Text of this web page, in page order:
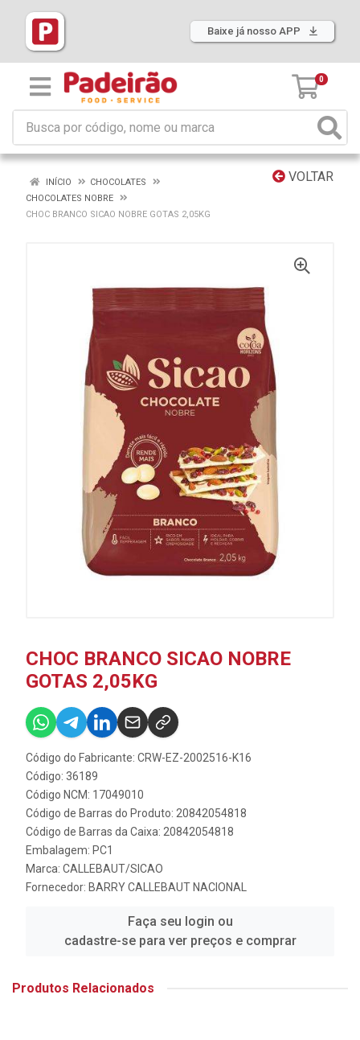
Baixe já nosso APP
0
VOLTAR
INÍCIO
CHOCOLATES
CHOCOLATES NOBRE
CHOC BRANCO SICAO NOBRE GOTAS 2,05KG
CHOC BRANCO SICAO NOBRE
GOTAS 2,05KG
Código do Fabricante: CRW-EZ-2002516-K16
Código: 36189
Código NCM: 17049010
Código de Barras do Produto: 20842054818
Código de Barras da Caixa: 20842054818
Embalagem: PC1
Marca: CALLEBAUT/SICAO
Fornecedor: BARRY CALLEBAUT NACIONAL
Faça seu login ou
cadastre-se para ver preços e comprar
Produtos Relacionados